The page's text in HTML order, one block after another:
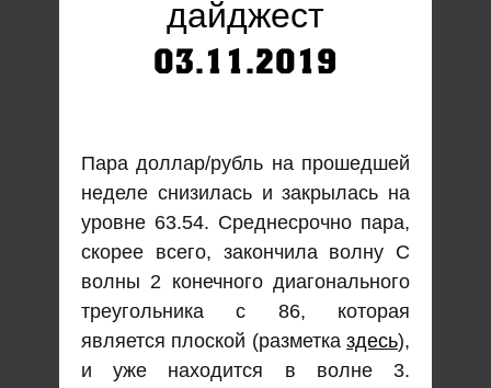
дайджест
03.11.2019
Пара доллар/рубль на прошедшей
неделе снизилась и закрылась на
уровне 63.54. Среднесрочно пара,
скорее всего, закончила волну С
волны 2 конечного диагонального
треугольника с 86, которая
является плоской (разметка здесь),
и уже находится в волне 3.